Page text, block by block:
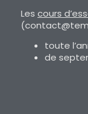
Les cours
toute
de